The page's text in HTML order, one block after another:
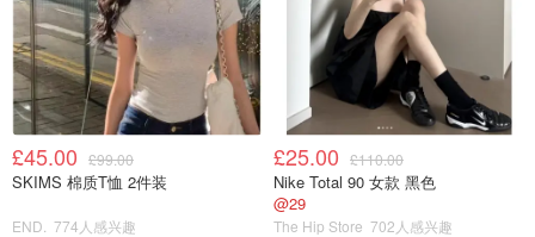
£45.00 £99.00
SKIMS 棉质T恤 2件装
END. 774人感兴趣
£25.00 £110.00
Nike Total 90 女款 黑色
@29
The Hip Store 702人感兴趣